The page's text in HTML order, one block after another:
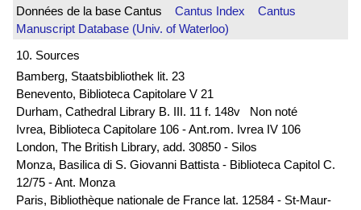
Données de la base Cantus Cantus Index
Cantus
Manuscript Database (Univ. of Waterloo)
10. Sources
Bamberg, Staatsbibliothek lit. 23
Benevento, Biblioteca Capitolare V 21
Durham, Cathedral Library B. III. 11 f. 148v Non noté
Ivrea, Biblioteca Capitolare 106 - Ant.rom. Ivrea IV 106
London, The British Library, add. 30850 - Silos
Monza, Basilica di S. Giovanni Battista - Biblioteca Capitol C.
12/75 - Ant. Monza
Paris, Bibliothèque nationale de France lat. 12584 - St-Maur-